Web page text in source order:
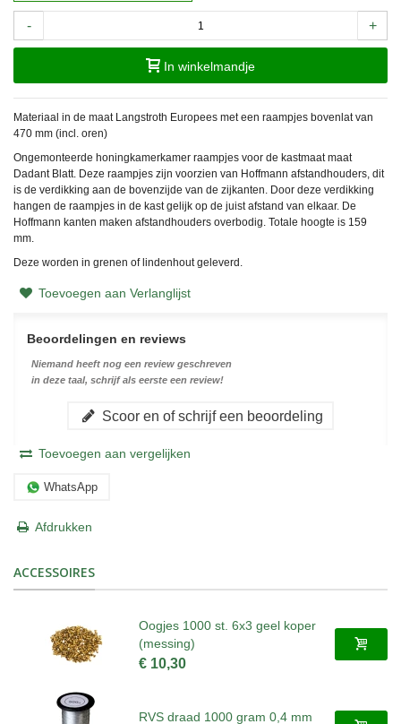
- +
In winkelmandje
Materiaal in de maat Langstroth Europees met een raampjes bovenlat van
470 mm (incl. oren)
Ongemonteerde honingkamerkamer raampjes voor de kastmaat maat
Dadant Blatt. Deze raampjes zijn voorzien van Hoffmann afstandhouders, dit
is de verdikking aan de bovenzijde van de zijkanten. Door deze verdikking
hangen de raampjes in de kast gelijk op de juist afstand van elkaar. De
Hoffmann kanten maken afstandhouders overbodig. Totale hoogte is 159
mm.
Deze worden in grenen of lindenhout geleverd.
Toevoegen aan Verlanglijst
Beoordelingen en reviews
Niemand heeft nog een review geschreven
in deze taal, schrijf als eerste een review!
Scoor en of schrijf een beoordeling
Toevoegen aan vergelijken
WhatsApp
Afdrukken
ACCESSOIRES
Oogjes 1000 st. 6x3 geel koper
(messing)
€ 10,30
RVS draad 1000 gram 0,4 mm